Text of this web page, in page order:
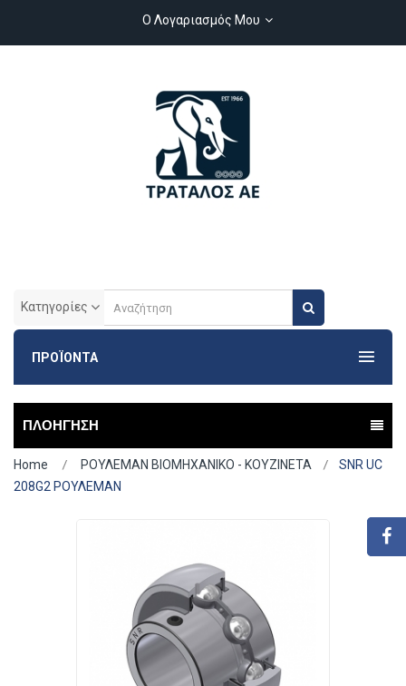
Ο Λογαριασμός Μου
Κατηγορίες
ΠΡΟΪΟΝΤΑ
ΠΛΟΗΓΗΣΗ
Home ΡΟΥΛΕΜΑΝ ΒΙΟΜΗΧΑΝΙΚΟ - ΚΟΥΖΙΝΕΤΑ
SNR UC
208G2 ΡΟΥΛΕΜΑΝ